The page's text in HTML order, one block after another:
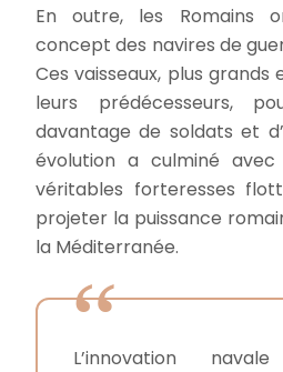
En outre, les Romains
concept des navires de
Ces vaisseaux, plus grands
leurs prédécesseurs,
davantage de soldats et
évolution a culminé
véritables forteresses
projeter la puissance
la Méditerranée.
L’innovation